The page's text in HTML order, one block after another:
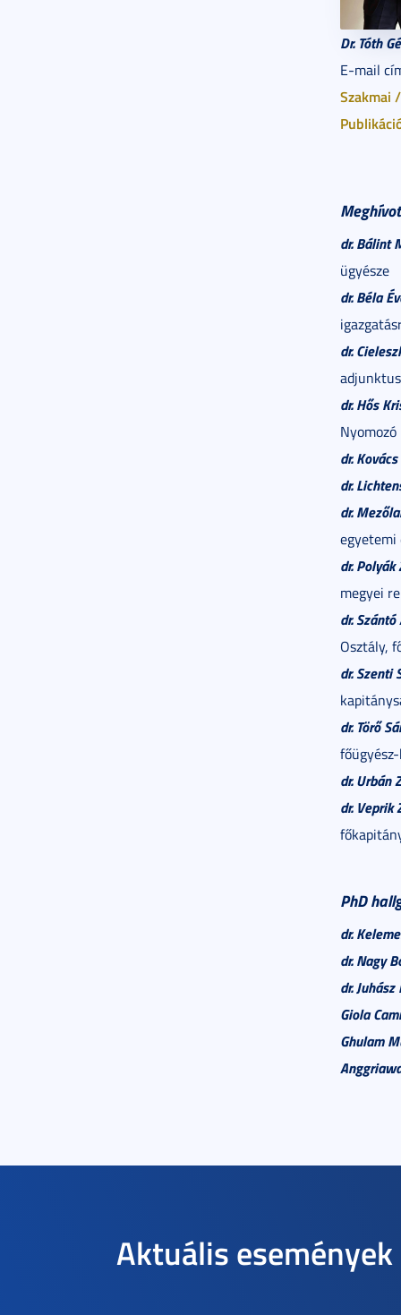
Dr. Tóth
E-mail
Szakmai
dr. Bálint
ügyésze
dr. Béla
dr.
dr. Hős
dr.
dr.
dr.
egyetemi
dr. Polyák
megyei
dr.
Osztály,
dr. Szenti
dr. Törő
dr. Urbán
dr. Veprik
PhD
dr.
dr. Nagy
dr. Juhász
Giola Cami
Ghulam
Aktuális események